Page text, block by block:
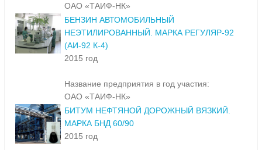
ОАО «ТАИФ-НК»
БЕНЗИН АВТОМОБИЛЬНЫЙ
НЕЭТИЛИРОВАННЫЙ. МАРКА РЕГУЛЯР-92
(АИ-92 К-4)
2015 год
Название предприятия в год участия:
ОАО «ТАИФ-НК»
БИТУМ НЕФТЯНОЙ ДОРОЖНЫЙ ВЯЗКИЙ.
МАРКА БНД 60/90
2015 год